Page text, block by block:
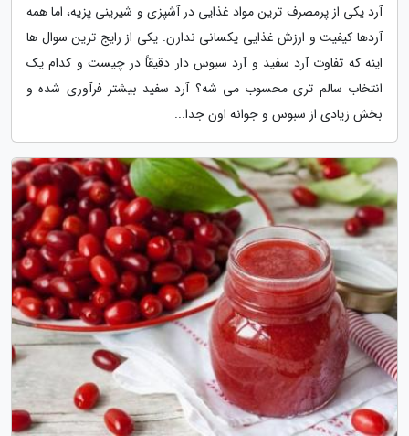
آرد یکی از پرمصرف ترین مواد غذایی در آشپزی و شیرینی پزیه، اما همه
آردها کیفیت و ارزش غذایی یکسانی ندارن. یکی از رایج ترین سوال ها
اینه که تفاوت آرد سفید و آرد سبوس دار دقیقاً در چیست و کدام یک
انتخاب سالم تری محسوب می شه؟ آرد سفید بیشتر فرآوری شده و
بخش زیادی از سبوس و جوانه اون جدا...